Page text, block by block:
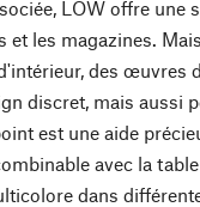
LOW offre une
et les magazines.
des œuvres
discret, mais aussi
est une aide
avec la
dans